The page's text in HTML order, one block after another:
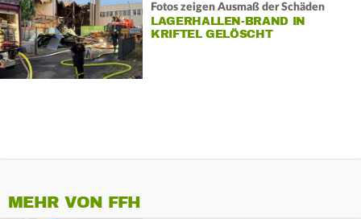
Fotos zeigen Ausmaß der Schäden
LAGERHALLEN-BRAND IN
KRIFTEL GELÖSCHT
MEHR VON FFH